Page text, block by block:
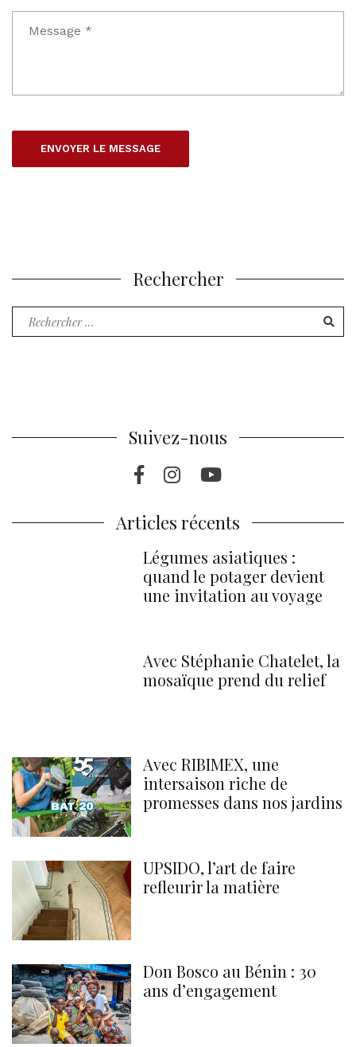
Rechercher
Recherche
Suivez-nous
Facebook
Instagram
Youtube
Articles récents
Légumes asiatiques :
quand le potager devient
une invitation au voyage
Avec Stéphanie Chatelet, la
mosaïque prend du relief
Avec RIBIMEX, une
intersaison riche de
promesses dans nos jardins
UPSIDO, l’art de faire
refleurir la matière
Don Bosco au Bénin : 30
ans d’engagement